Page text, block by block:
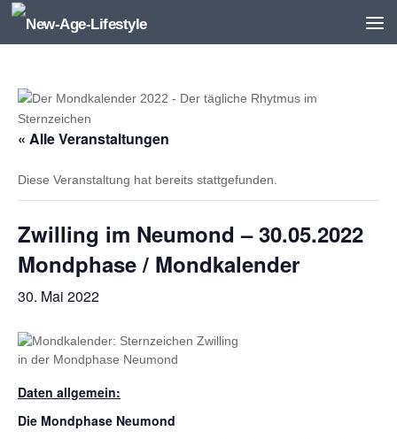
Zum Inhalt springen
« Alle Veranstaltungen
Diese Veranstaltung hat bereits stattgefunden.
Zwilling im Neumond – 30.05.2022
Mondphase / Mondkalender
30. Mai 2022
Daten allgemein:
Die Mondphase Neumond